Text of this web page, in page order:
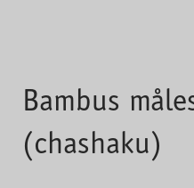
Bambus
(chashaku)